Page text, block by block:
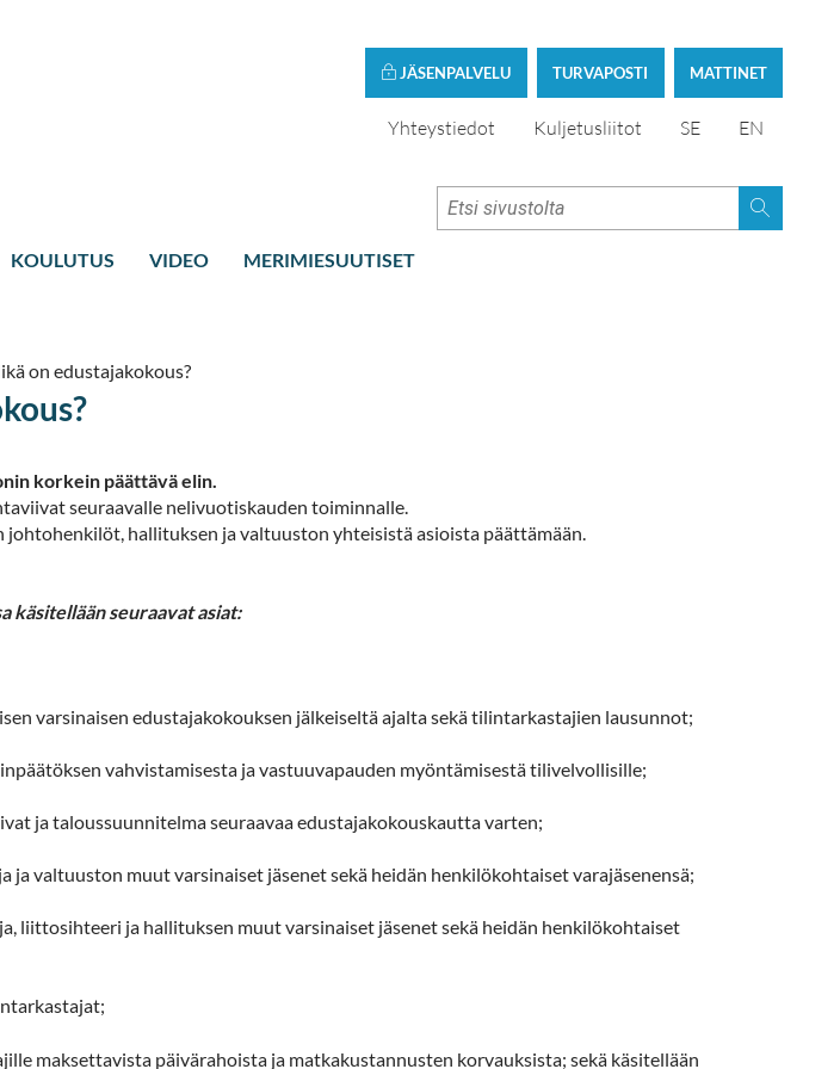
MATTINET
TURVAPOSTI
JÄSENPALVELU
Yhteystiedot Kuljetusliitot SE EN
KOULUTUS VIDEO MERIMIESUUTISET
on edustajakokous?
korkein päättävä elin.
seuraavalle nelivuotiskauden toiminnalle.
johtohenkilöt, hallituksen ja valtuuston yhteisistä asioista päättämään.
käsitellään seuraavat asiat:
varsinaisen edustajakokouksen jälkeiseltä ajalta sekä tilintarkastajien lausunnot;
vahvistamisesta ja vastuuvapauden myöntämisestä tilivelvollisille;
ja taloussuunnitelma seuraavaa edustajakokouskautta varten;
ja valtuuston muut varsinaiset jäsenet sekä heidän henkilökohtaiset varajäsenensä;
liittosihteeri ja hallituksen muut varsinaiset jäsenet sekä heidän henkilökohtaiset
maksettavista päivärahoista ja matkakustannusten korvauksista; sekä käsitellään